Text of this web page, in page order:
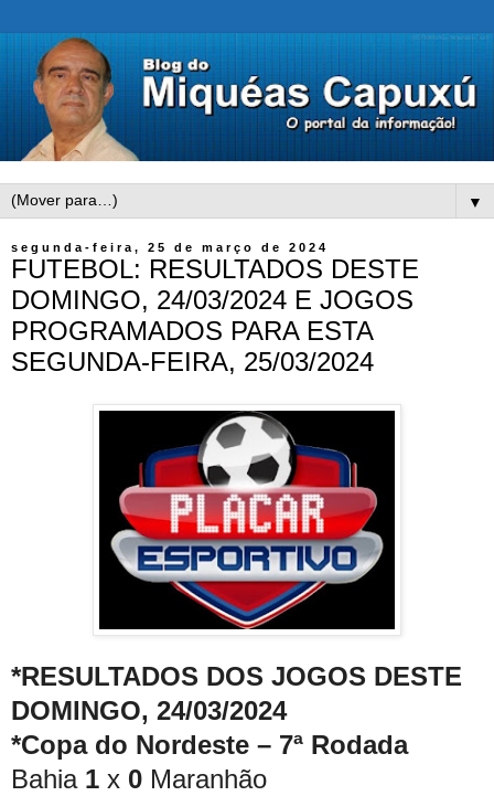
▼
segunda-feira, 25 de março de 2024
FUTEBOL: RESULTADOS DESTE
DOMINGO, 24/03/2024 E JOGOS
PROGRAMADOS PARA ESTA
SEGUNDA-FEIRA, 25/03/2024
*RESULTADOS DOS JOGOS DESTE
DOMINGO, 24/03/2024
*Copa do Nordeste – 7ª Rodada
Bahia 1 x 0 Maranhão